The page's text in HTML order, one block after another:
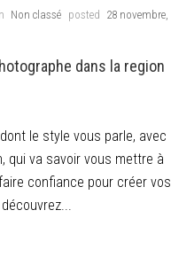
Non classé posted 28 novembre,
dans la region
le style vous parle, avec
qui va savoir vous mettre à
confiance pour créer vos